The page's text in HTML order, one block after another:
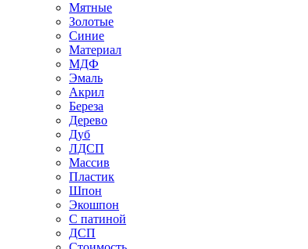
Мятные
Золотые
Синие
Материал
МДФ
Эмаль
Акрил
Береза
Дерево
Дуб
ЛДСП
Массив
Пластик
Шпон
Экошпон
С патиной
ДСП